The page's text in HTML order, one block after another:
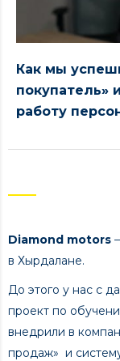
Как мы
покупатель»
работу
Diamond motors
в Хырдалане.
До этого у нас с
проект по
внедрили в
продаж» и